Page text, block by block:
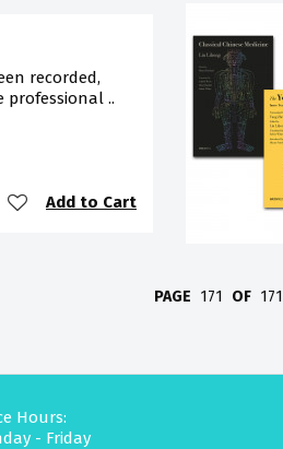
recorded,
..
Add to Cart
PAGE 171 OF 171
Hours:
- Friday